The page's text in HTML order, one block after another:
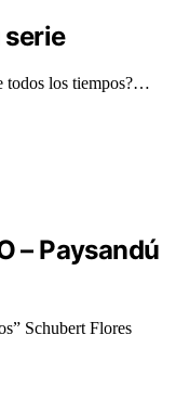
serie
todos los tiempos?…
– Paysandú
Schubert Flores